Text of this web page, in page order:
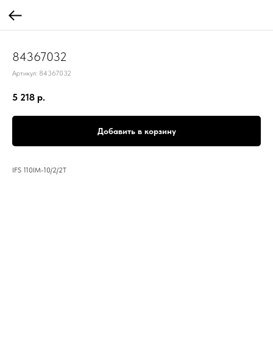
84367032
Артикул: 84367032
5 218 р.
Добавить в корзину
IFS 110IM-10/2/2T